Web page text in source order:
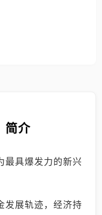
简介
最具爆发力的新兴
发展轨迹，经济持